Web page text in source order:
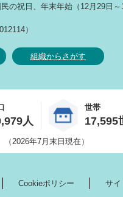
民の祝日、年末年始（12月29日
）
組織からさがす
人
世帯
17,595
（2026年7月末日現在）
Cookieポリシー サイ